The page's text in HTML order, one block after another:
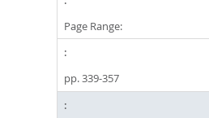
Page Range:
pp. 339-357